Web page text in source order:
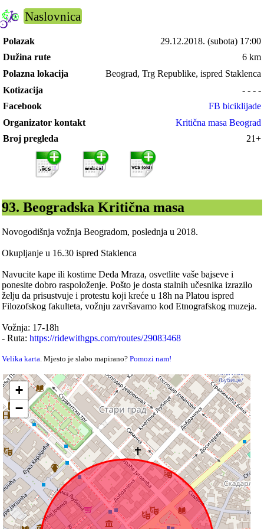
Naslovnica
Polazak 29.12.2018. (subota) 17:00
Dužina rute
6 km
Polazna lokacija
Beograd, Trg Republike, ispred Staklenca
Kotizacija
- - - -
Facebook
FB biciklijade
Organizator kontakt
Kritična masa Beograd
Broj pregleda
21+
93. Beogradska Kritična masa
Novogodišnja vožnja Beogradom, poslednja u 2018.
Okupljanje u 16.30 ispred Staklenca
Navucite kape ili kostime Deda Mraza, osvetlite vaše bajseve i
ponesite dobro raspoloženje. Pošto je dosta stalnih učesnika izrazilo
želju da prisustvuje i protestu koji kreće u 18h na Platou ispred
Filozofskog fakulteta, vožnju završavamo kod Etnografskog muzeja.
Vožnja: 17-18h
- Ruta:https://ridewithgps.com/routes/29083468
Velika karta. Mjesto je slabo mapirano?Pomozi nam!
+
−